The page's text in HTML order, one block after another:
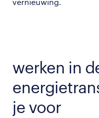
werken in
je voor